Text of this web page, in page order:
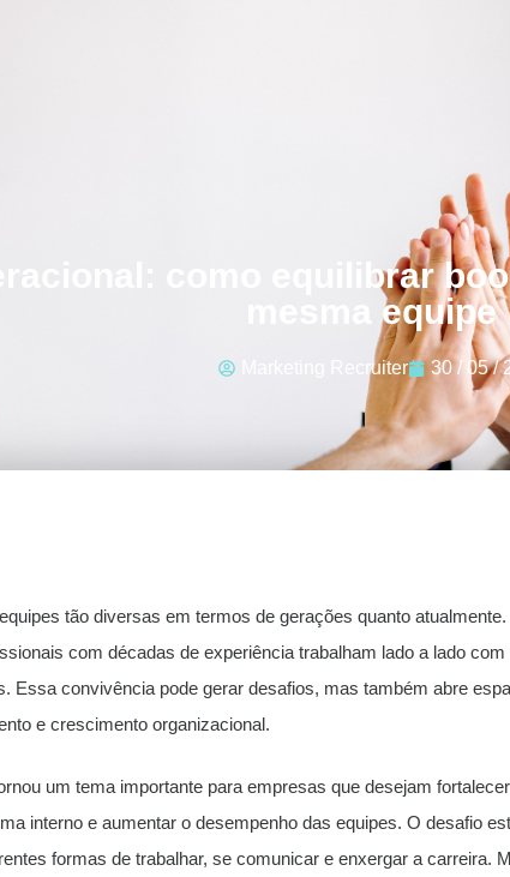
como equilibrar
mesma equipe
Marketing Recruiter 30 / 05 /
tão diversas em termos de gerações quanto
com décadas de experiência trabalham lado a lado com
Essa convivência pode gerar desafios, mas também abre
e crescimento organizacional.
um tema importante para empresas que desejam
interno e aumentar o desempenho das equipes. O desafio
formas de trabalhar, se comunicar e enxergar a carreira.